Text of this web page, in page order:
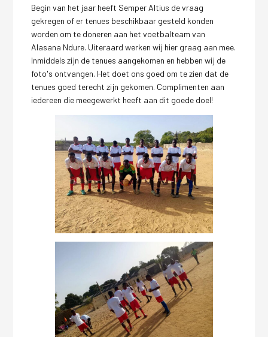
Begin van het jaar heeft Semper Altius de vraag
gekregen of er tenues beschikbaar gesteld konden
worden om te doneren aan het voetbalteam van
Alasana Ndure. Uiteraard werken wij hier graag aan mee.
Inmiddels zijn de tenues aangekomen en hebben wij de
foto's ontvangen. Het doet ons goed om te zien dat de
tenues goed terecht zijn gekomen. Complimenten aan
iedereen die meegewerkt heeft aan dit goede doel!